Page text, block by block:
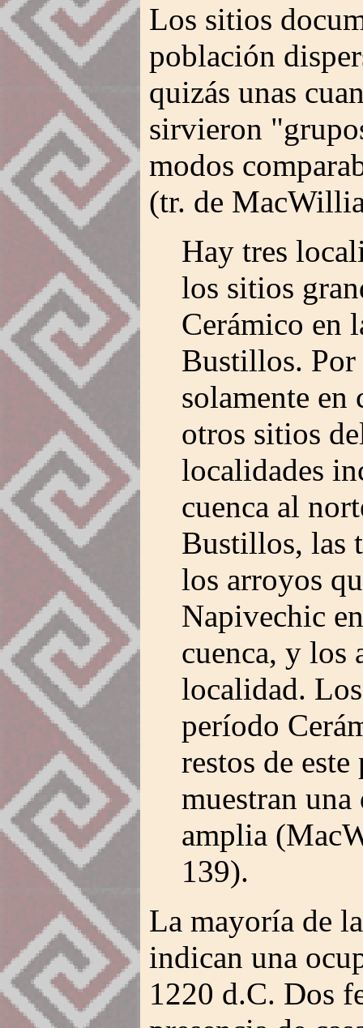
Los sitios
población
quizás unas
sirvieron
modos
(tr. de
Hay tres
los sitios
Cerámico en
Bustillos. Por
solamente en
otros sitios
localidades
cuenca al
Bustillos, las
los arroyos
Napivechic
cuenca, y los
localidad.
período
restos de
muestran
amplia
139).
La mayoría de
indican una
1220 d.C. Dos